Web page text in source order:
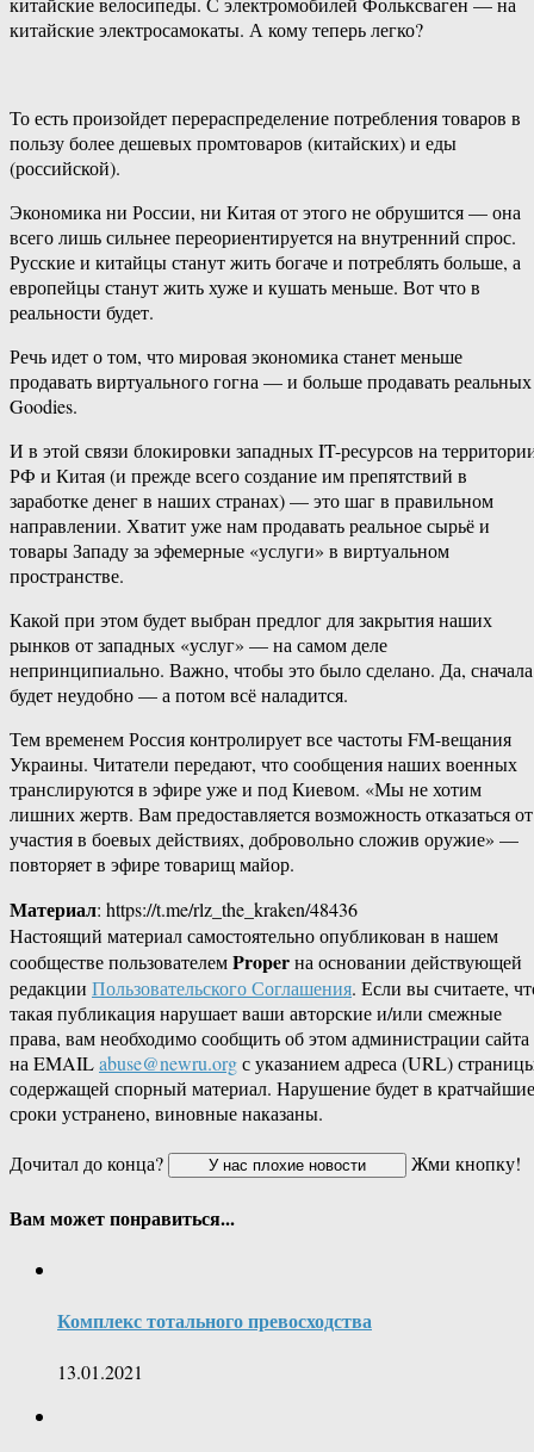
китайские электросамокаты. А кому теперь легко?
То есть произойдет перераспределение потребления товаров в
пользу более дешевых промтоваров (китайских) и еды
(российской).
Экономика ни России, ни Китая от этого не обрушится — она
всего лишь сильнее переориентируется на внутренний спрос.
Русские и китайцы станут жить богаче и потреблять больше, а
европейцы станут жить хуже и кушать меньше. Вот что в
реальности будет.
Речь идет о том, что мировая экономика станет меньше
продавать виртуального гогна — и больше продавать реальных
Goodies.
И в этой связи блокировки западных IT-ресурсов на
РФ и Китая (и прежде всего создание им препятствий в
заработке денег в наших странах) — это шаг в правильном
направлении. Хватит уже нам продавать реальное сырьё и
товары Западу за эфемерные «услуги» в виртуальном
пространстве.
Какой при этом будет выбран предлог для закрытия наших
рынков от западных «услуг» — на самом деле
непринципиально. Важно, чтобы это было сделано. Да, сначала
будет неудобно — а потом всё наладится.
Тем временем Россия контролирует все частоты FM-вещания
Украины. Читатели передают, что сообщения наших военных
транслируются в эфире уже и под Киевом. «Мы не хотим
лишних жертв. Вам предоставляется возможность отказаться от
участия в боевых действиях, добровольно сложив оружие» —
повторяет в эфире товарищ майор.
Материал: https://t.me/rlz_the_kraken/48436
Настоящий материал самостоятельно опубликован в нашем
сообществе пользователемProperна основании действующей
редакции Пользовательского Соглашения. Если вы считаете,
такая публикация нарушает ваши авторские и/или смежные
права, вам необходимо сообщить об этом администрации сайта
на EMAILabuse@newru.orgс указанием адреса (URL)
содержащей спорный материал. Нарушение будет в кратчайшие
сроки устранено, виновные наказаны.
Дочитал до конца?
Жми кнопку!
Вам может понравиться...
Комплекс тотального превосходства
13.01.2021